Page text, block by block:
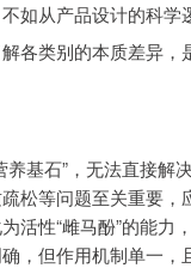
如从产品设计的科
各类别的本质差异，
养基石”，无法直接
松等问题至关重要，
活性“雌马酚”的能
，但作用机制单一